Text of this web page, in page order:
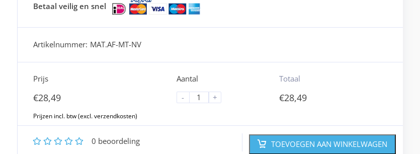
Betaal veilig en snel
Artikelnummer: MAT.AF-MT-NV
Prijs
€28,49
Aantal
-
+
Totaal
€28,49
5
4
3
2 0 beoordeling TOEVOEGEN AAN WINKELWAGEN